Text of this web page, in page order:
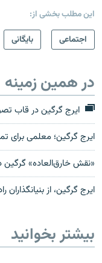
این مطلب بخشی از:
اجتماعی
بایگانی
در همین زمینه
ایرج گرگین در قاب
ایرج گرگین؛ معلمی برای
«نقش خارق‌العاده»
ایرج گرگین، از
بیشتر بخوانید